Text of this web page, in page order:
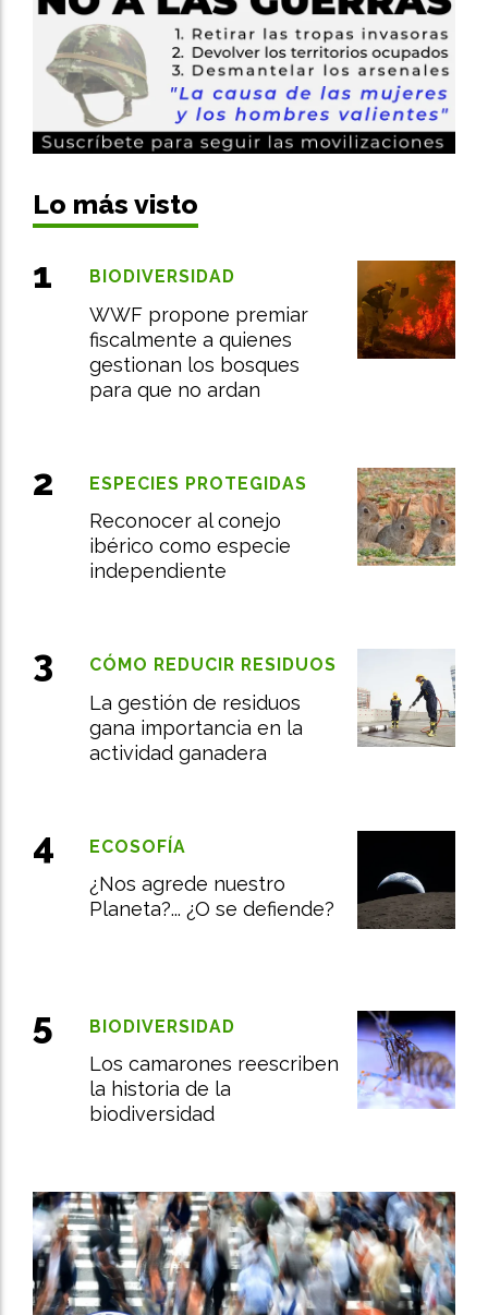
Lo más visto
WWF propone premiar
fiscalmente a quienes
gestionan los bosques
para que no ardan
BIODIVERSIDAD
Reconocer al conejo
ibérico como especie
independiente
ESPECIES PROTEGIDAS
La gestión de residuos
gana importancia en la
actividad ganadera
CÓMO REDUCIR RESIDUOS
¿Nos agrede nuestro
Planeta?... ¿O se defiende?
ECOSOFÍA
Los camarones reescriben
la historia de la
biodiversidad
BIODIVERSIDAD